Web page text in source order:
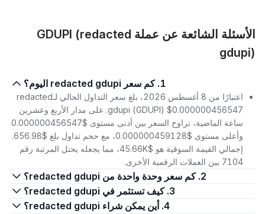
الأسئلة الشائعة عن عملة GDUPI (redacted
gdupi)
1. كم سعر redacted gdupi اليوم؟
اعتبارًا من 8 أغسطس 2026، بلغ سعر التداول الحالي لـredacted
gdupi (GDUPI) $0.000000456547. على مدار الأربع وعشرين
ساعة الماضية، تراوح السعر بين أدنى مستوى $0.000000456547
وأعلى مستوى $0.000000459128، مع حجم تداول بلغ $656.98.
إجمالي القيمة السوقية هو $45.66K، مما يجعله يحتل المرتبة رقم
7104 بين العملات الرقمية الأخرى.
2. كم سعر وحدة واحدة من redacted gdupi؟
3. كيف تستثمر في redacted gdupi؟
4. أين يمكن شراء redacted gdupi؟